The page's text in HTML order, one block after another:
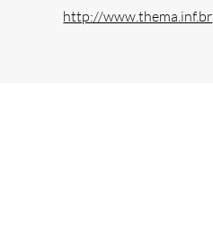
http://www.thema.inf.br